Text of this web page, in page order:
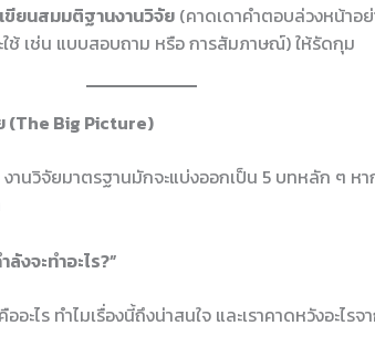
ขียนสมมติฐานงานวิจัย (คาดเดาคำตอบล่วงหน้าอ
ใช้ เช่น แบบสอบถาม หรือ การสัมภาษณ์) ให้รัดกุม
(The Big Picture)
านวิจัยมาตรฐานมักจะแบ่งออกเป็น 5 บทหลัก ๆ ห
งจะทำอะไร?”
ไร ทำไมเรื่องนี้ถึงน่าสนใจ และเราคาดหวังอะไร